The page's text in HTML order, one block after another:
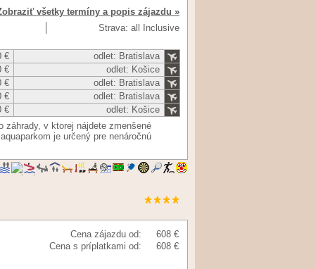
všetky termíny a popis zájazdu »
Strava: all Inclusive
€
odlet: Bratislava
€
odlet: Košice
€
odlet: Bratislava
€
odlet: Bratislava
€
odlet: Košice
záhrady, v ktorej nájdete zmenšené
je určený pre nenáročnú
Cena zájazdu od:
608 €
Cena s príplatkami od:
608 €